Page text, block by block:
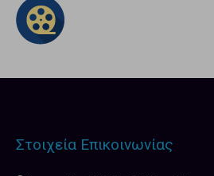
Στοιχεία Επικοινωνίας